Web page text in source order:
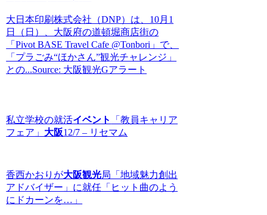
大日本印刷株式会社（DNP）は、10月1
日（日）、大阪府の道頓堀商店街の
「Pivot BASE Travel Cafe @Tonbori」で、
「プラごみ“ほかさん”観光チャレンジ」
との...Source: 大阪観光Gアラート
私立学校の就活イベント
「教員キャリア
フェア」 大阪12/7 – リセマム
香西かおりが大阪観光局「地域魅力創出
アドバイザー」に就任「ヒット曲のよう
にドカーンを…」